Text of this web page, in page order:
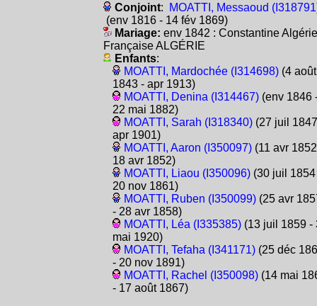
Conjoint:
MOATTI, Messaoud
(env 1816 - 14 fév 1869)
Mariage: env 1842 : Constantine Algérie
Française ALGÉRIE
Enfants:
MOATTI, Mardochée (I314698)(4 août
1843 - apr 1913)
MOATTI, Denina (I314467)(env 1846
22 mai 1882)
MOATTI, Sarah (I318340)(27 juil
apr 1901)
MOATTI, Aaron (I350097)(11 avr
18 avr 1852)
MOATTI, Liaou (I350096)(30 juil 1854
20 nov 1861)
MOATTI, Ruben (I350099)(25 avr
- 28 avr 1858)
MOATTI, Léa (I335385)(13 juil 1859 -
mai 1920)
MOATTI, Tefaha (I341171)(25 déc
- 20 nov 1891)
MOATTI, Rachel (I350098)(14 mai
- 17 août 1867)